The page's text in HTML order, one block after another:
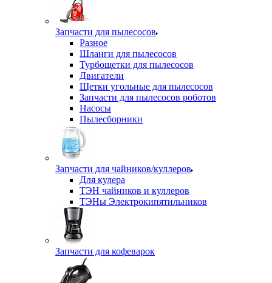
Запчасти для пылесосов
Разное
Шланги для пылесосов
Турбощетки для пылесосов
Двигатели
Щетки угольные для пылесосов
Запчасти для пылесосов роботов
Насосы
Пылесборники
Запчасти для чайников/куллеров
Для кулера
ТЭН чайников и куллеров
ТЭНы Электрокипятильников
Запчасти для кофеварок